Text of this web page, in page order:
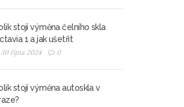
stojí výměna čelního skla
1 a jak ušetřit
října 2024 0
stojí výměna autoskla v